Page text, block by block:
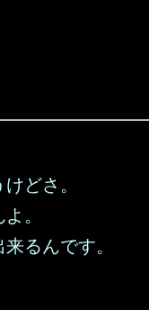
どさ。
。
るんです。